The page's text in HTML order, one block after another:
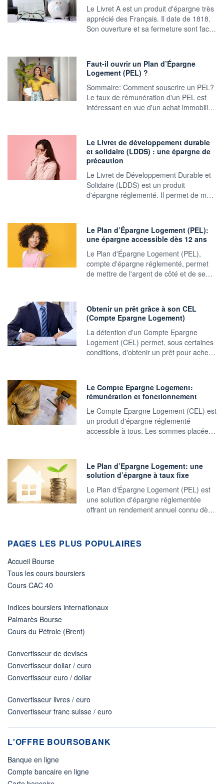
Le Livret A est un produit d'épargne très
apprécié des Français. Il date de 1818.
Son ouverture et sa fermeture sont fac…
Faut-il ouvrir un Plan d’Épargne
Logement (PEL) ?
Sommaire: Comment souscrire un PEL?
Le taux de rémunération d'un PEL est
intéressant en vue d'un achat immobili…
Le Livret de développement durable
et solidaire (LDDS) : une épargne de
précaution
Le Livret de Développement Durable et
Solidaire (LDDS) est un produit
d'épargne réglementé. Il permet de m…
Le Plan d’Épargne Logement (PEL):
une épargne accessible dès 12 ans
Le Plan d'Épargne Logement (PEL),
compte d'épargne réglementé, permet
de mettre de l'argent de côté et de se…
Obtenir un prêt grâce à son CEL
(Compte Epargne Logement)
La détention d'un Compte Epargne
Logement (CEL) permet, sous certaines
conditions, d'obtenir un prêt pour ache…
Le Compte Epargne Logement:
rémunération et fonctionnement
Le Compte Epargne Logement (CEL) est
un produit d'épargne réglementé
accessible à tous. Les sommes placée…
Le Plan d’Epargne Logement: une
solution d’épargne à taux fixe
Le Plan d'Épargne Logement (PEL) est
une solution d'épargne réglementée
offrant un rendement annuel connu dè…
PAGES LES PLUS POPULAIRES
Accueil Bourse
Tous les cours boursiers
Cours CAC 40
Indices boursiers internationaux
Palmarès Bourse
Cours du Pétrole (Brent)
Convertisseur de devises
Convertisseur dollar / euro
Convertisseur euro / dollar
Convertisseur livres / euro
Convertisseur franc suisse / euro
L'OFFRE BOURSOBANK
Banque en ligne
Compte bancaire en ligne